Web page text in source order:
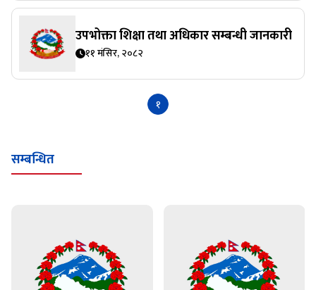
उपभोक्ता शिक्षा तथा अधिकार सम्बन्धी जानकारी
११ मंसिर, २०८२
१
सम्बन्धित